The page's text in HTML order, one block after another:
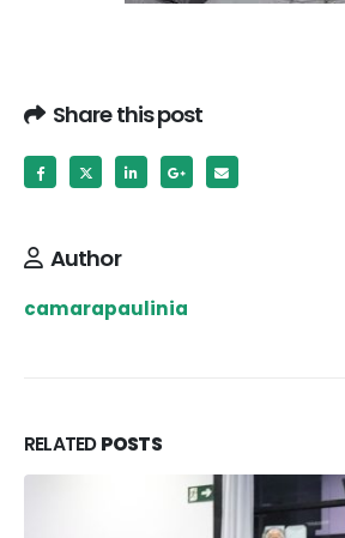
Share this post
Author
camarapaulinia
RELATEDPOSTS